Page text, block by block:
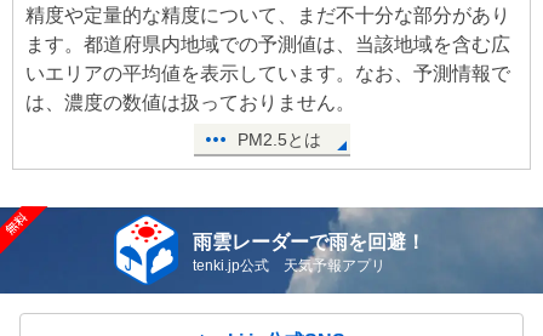
精度や定量的な精度について、まだ不十分な部分があり
ます。都道府県内地域での予測値は、当該地域を含む広
いエリアの平均値を表示しています。なお、予測情報で
は、濃度の数値は扱っておりません。
PM2.5とは
雨雲レーダーで雨を回避！
tenki.jp公式 天気予報アプリ